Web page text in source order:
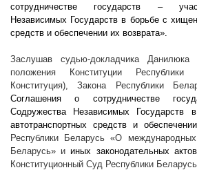
сотрудничестве государств –
Независимых Государств в борьбе с
средств и обеспечении их возврата».
Заслушав судью-докладчика Данилюка
положения Конституции
Конституция), Закона Республики
Соглашения о сотрудничестве
Содружества Независимых
автотранспортных средств и
Республики Беларусь «О
Беларусь» ииных законодательных
Конституционный Суд Республики